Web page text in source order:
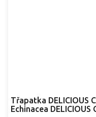
Třapatka DELICIOUS
Echinacea